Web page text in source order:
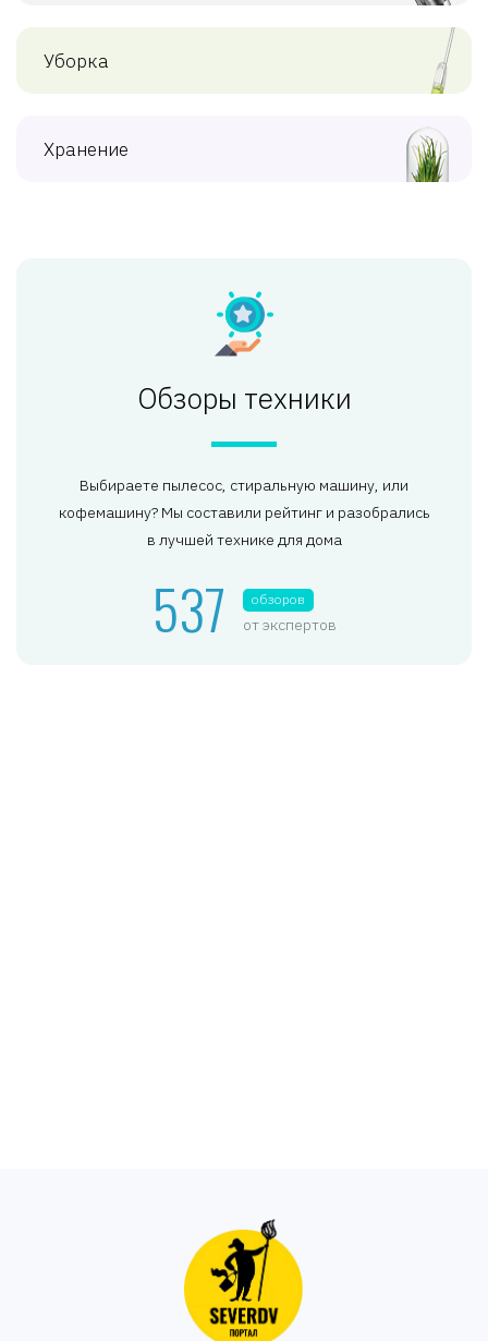
Уборка
Хранение
Обзоры техники
Выбираете пылесос, стиральную машину, или
кофемашину? Мы составили рейтинг и разобрались
в лучшей технике для дома
537 обзоров
от экспертов